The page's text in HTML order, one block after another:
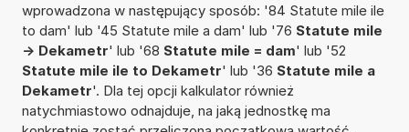
wprowadzona w następujący sposób: '84 Statute mile ile
to dam' lub '45 Statute mile a dam' lub '76 Statute mile
-> Dekametr' lub '68 Statute mile = dam' lub '52
Statute mile ile to Dekametr' lub '36 Statute mile a
Dekametr'. Dla tej opcji kalkulator również
natychmiastowo odnajduje, na jaką jednostkę ma